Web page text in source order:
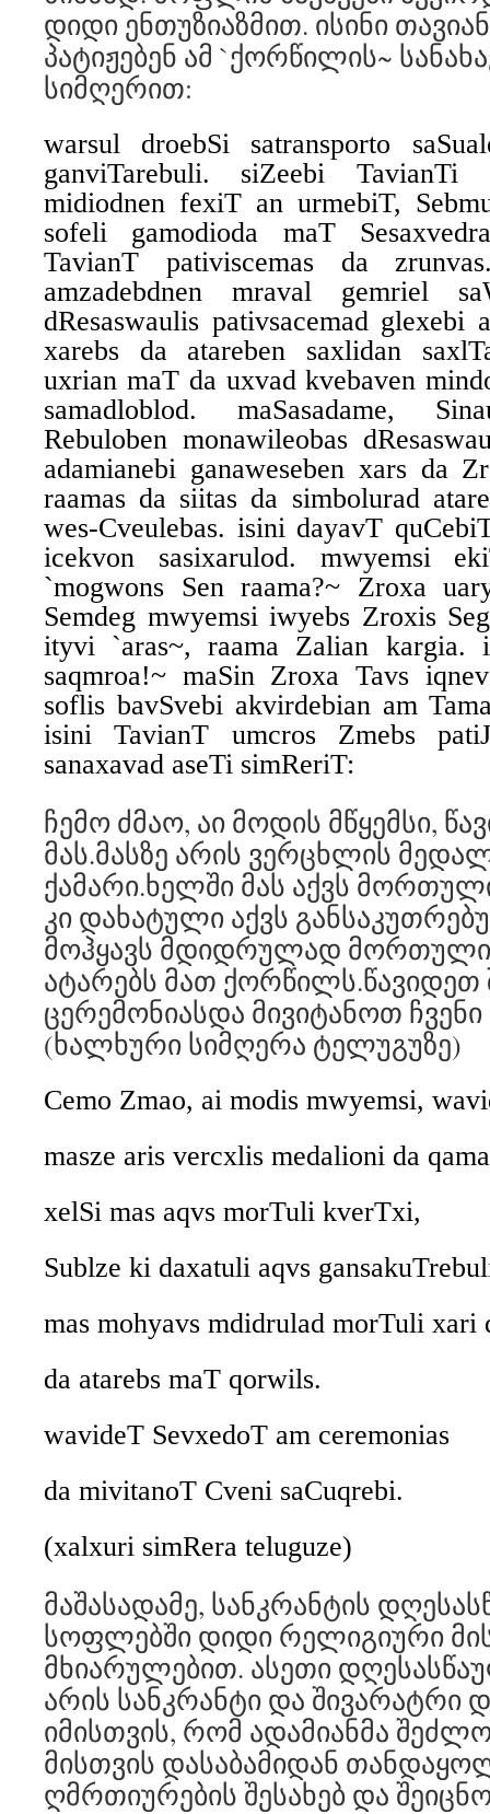
დიდი ენთუზიაზმით. ისინი
პატიჟებენ ამ `ქორწილის~
სიმღერით:
warsul droebSi satransporto
ganviTarebuli. siZeebi TavianTi
midiodnen fexiT an urmebiT,
sofeli gamodioda maT
TavianT pativiscemas da
amzadebdnen mraval gemriel
dResaswaulis pativsacemad glexebi
xarebs da atareben saxlidan
uxrian maT da uxvad kvebaven
samadloblod. maSasadame,
Rebuloben monawileobas
adamianebi ganaweseben xars da
raamas da siitas da simbolurad
wes-Cveulebas. isini dayavT
icekvon sasixarulod. mwyemsi
`mogwons Sen raama?~ Zroxa
Semdeg mwyemsi iwyebs Zroxis
ityvi `aras~, raama Zalian kargia.
saqmroa!~ maSin Zroxa Tavs
soflis bavSvebi akvirdebian am
isini TavianT umcros Zmebs
sanaxavad aseTi simReriT:
ჩემო ძმაო, აი მოდის მწყემსი,
მას.მასზე არის ვერცხლის
ქამარი.ხელში მას აქვს
კი დახატული აქვს
მოჰყავს მდიდრულად
ატარებს მათ ქორწილს.წავიდეთ
ცერემონიასდა მივიტანოთ ჩვენი
(ხალხური სიმღერა ტელუგუზე)
Cemo Zmao, ai modis mwyemsi,
masze aris vercxlis medalioni da
xelSi mas aqvs morTuli kverTxi,
Sublze ki daxatuli aqvs
mas mohyavs mdidrulad morTuli xari
da atarebs maT qorwils.
wavideT SevxedoT am ceremonias
da mivitanoT Cveni saCuqrebi.
(xalxuri simRera teluguze)
მაშასადამე, სანკრანტის
სოფლებში დიდი რელიგიური
მხიარულებით. ასეთი
არის სანკრანტი და შივარატრი
იმისთვის, რომ ადამიანმა
მისთვის დასაბამიდან
ღმრთიურების შესახებ და